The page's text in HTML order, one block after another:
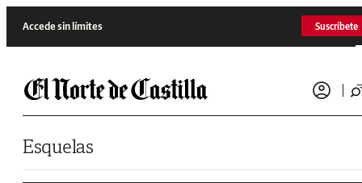
Accede sin límites Suscríbete
Esquelas